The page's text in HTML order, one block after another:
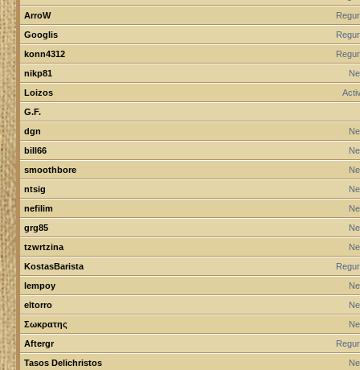
ArroW
Googlis
konn4312
nikp81
Loizos
G.F.
dgn
bill66
smoothbore
ntsig
nefilim
grg85
tzwrtzina
KostasBarista
lempoy
eltorro
Σωκρατης
Aftergr
Tasos Delichristos